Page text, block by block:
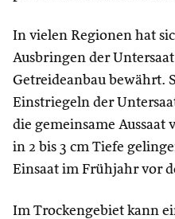
In vielen Regionen hat
Ausbringen der
Getreideanbau bewährt.
Einstriegeln der
die gemeinsame Aussaat
in 2 bis 3 cm Tiefe
Einsaat im Frühjahr vor
Im Trockengebiet kann